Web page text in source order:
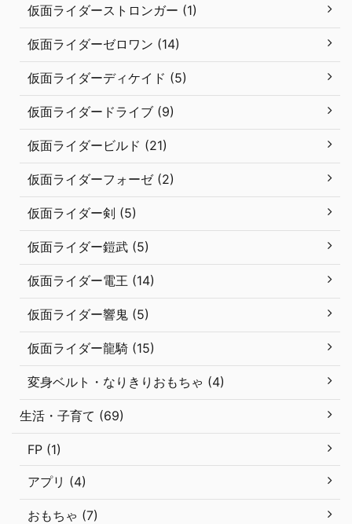
仮面ライダーストロンガー (1)
仮面ライダーゼロワン (14)
仮面ライダーディケイド (5)
仮面ライダードライブ (9)
仮面ライダービルド (21)
仮面ライダーフォーゼ (2)
仮面ライダー剣 (5)
仮面ライダー鎧武 (5)
仮面ライダー電王 (14)
仮面ライダー響鬼 (5)
仮面ライダー龍騎 (15)
変身ベルト・なりきりおもちゃ (4)
生活・子育て (69)
FP (1)
アプリ (4)
おもちゃ (7)